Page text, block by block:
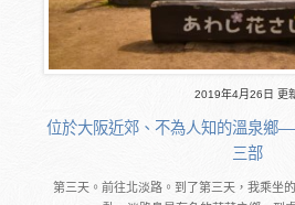
2019年4月26日 更
位於大阪近郊、不為人知的溫泉
三部
第三天。前往北淡路。到了第三天，我乘坐